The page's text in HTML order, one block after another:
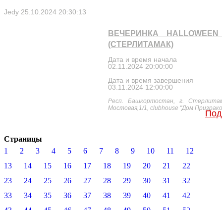
Jedy 25.10.2024 20:30:13
ВЕЧЕРИНКА
(СТЕРЛИТАМАК)
Дата и время начала
02.11.2024 20:00:00
Дата и время завершения
03.11.2024 12:00:00
Респ. Башкортостан, г.
Мостовая,1/1, clubhouse "Дом
Страницы
1
2 3 4 5 6 7 8 9 10 11
12
13
14 15 16 17 18 19 20 21
22
23
24 25 26 27 28 29 30 31
32
33
34 35 36 37 38 39 40 41
42